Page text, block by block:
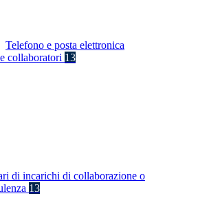
Telefono e posta elettronica
collaboratori 13
di incarichi di collaborazione o
13